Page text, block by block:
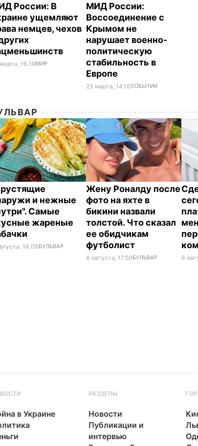
России: В
ущемляют
немцев, чехов
16.19МИР
МИД России:
Воссоединение с
Крымом не
нарушает военно-
политическую
стабильность в
Европе
23 марта, 14.16СОБЫТИЯ
и нежные
Самые
жареные
18.09БУЛЬВАР
Жену Роналду после
фото на яхте в
бикини назвали
толстой. Что сказал
ее обидчикам
футболист
6 августа, 17.50БУЛЬВАР 6
в Украине
РАЗДЕЛЫ
Новости
Публикации и
интервью